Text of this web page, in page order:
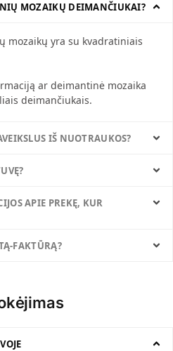
MOZAIKŲ DEIMANČIUKAI?
mozaikų yra su kvadratiniais
ar deimantinė mozaika
deimančiukais.
IŠ NUOTRAUKOS?
APIE PREKĘ, KUR
FAKTŪRĄ?